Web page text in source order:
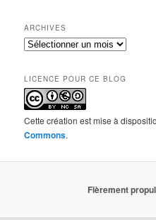
ARCHIVES
Archives
LICENCE POUR CE BLOG
Cette création est mise à
Commons.
Fièrement